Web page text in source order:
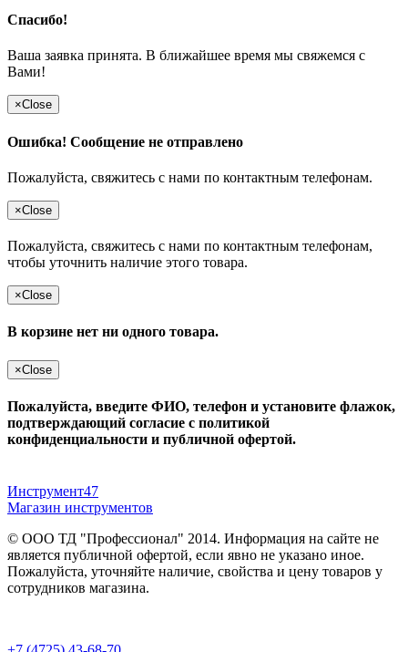
Спасибо!
Ваша заявка принята. В ближайшее время мы свяжемся с
Вами!
×Close
Ошибка! Сообщение не отправлено
Пожалуйста, свяжитесь с нами по контактным телефонам.
×Close
Пожалуйста, свяжитесь с нами по контактным телефонам,
чтобы уточнить наличие этого товара.
×Close
В корзине нет ни одного товара.
×Close
Пожалуйста, введите ФИО, телефон и установите флажок,
подтверждающий согласие с политикой
конфиденциальности и публичной офертой.
Инструмент47
Магазин инструментов
© ООО ТД "Профессионал" 2014. Информация на сайте не
является публичной офертой, если явно не указано иное.
Пожалуйста, уточняйте наличие, свойства и цену товаров у
сотрудников магазина.